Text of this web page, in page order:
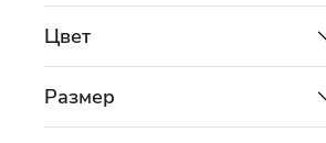
Цвет
Размер